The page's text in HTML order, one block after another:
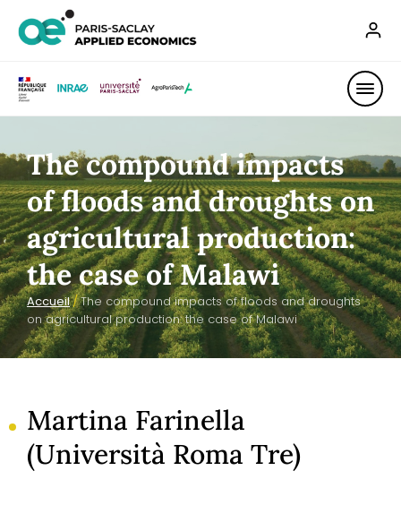
The compound impacts
of floods and droughts on
agricultural production:
the case of Malawi
Accueil/The compound impacts of floods and droughts
on agricultural production: the case of Malawi
Martina Farinella
(Università Roma Tre)